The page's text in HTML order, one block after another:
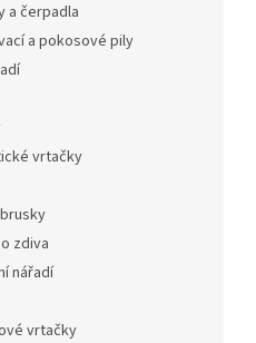
a čerpadla
a pokosové pily
vrtačky
zdiva
nářadí
vrtačky